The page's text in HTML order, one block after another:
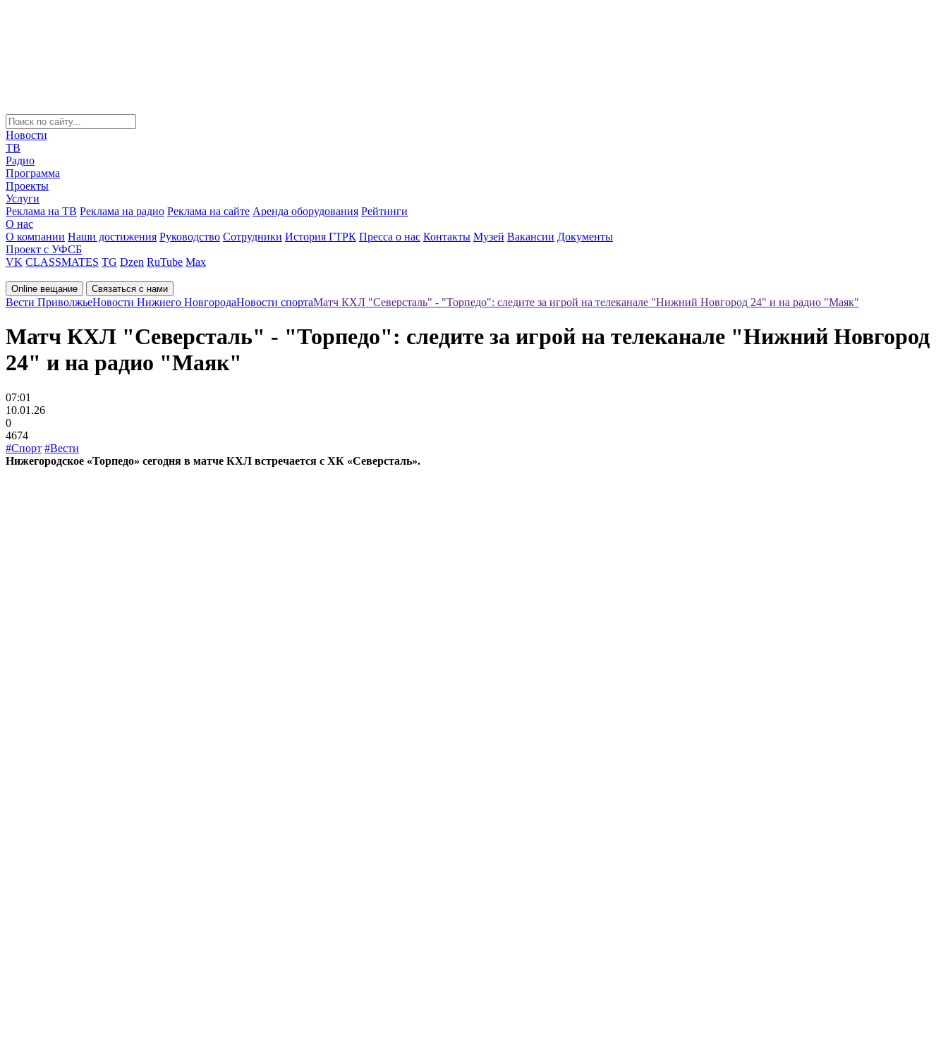
Новости
ТВ
Радио
Программа
Проекты
Услуги
Реклама на ТВ Реклама на радио Реклама на сайте Аренда оборудования Рейтинги
О нас
О компании Наши достижения Руководство Сотрудники История ГТРК Пресса о нас Контакты Музей Вакансии Документы
Проект с УФСБ
VK CLASSMATES TG Dzen RuTube Max
Online вещание Связаться с нами
Вести ПриволжьеНовости Нижнего НовгородаНовости спортаМатч КХЛ "Северсталь" - "Торпедо": следите за игрой на телеканале "Нижний Новгород 24" и на радио "Маяк"
Матч КХЛ "Северсталь" - "Торпедо": следите за игрой на телеканале "Нижний Новгород
24" и на радио "Маяк"
07:01
10.01.26
0
4674
#Спорт #Вести
Нижегородское «Торпедо» сегодня в матче КХЛ встречается с ХК «Северсталь».